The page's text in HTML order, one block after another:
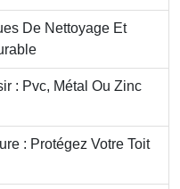
De Nettoyage Et
: Pvc, Métal Ou Zinc
: Protégez Votre Toit